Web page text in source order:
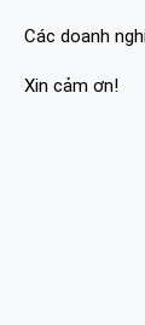
Các doanh
Xin cảm ơn!